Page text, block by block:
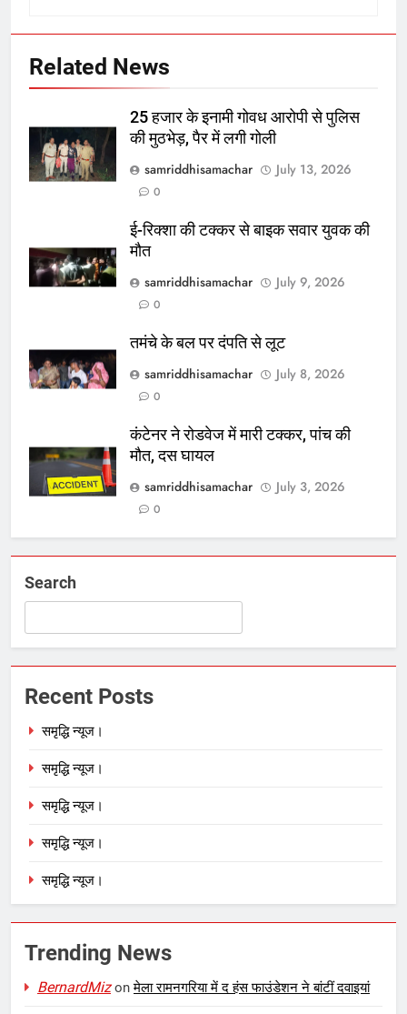
Related News
25 हजार के इनामी गोवध आरोपी से पुलिस
की मुठभेड़, पैर में लगी गोली
samriddhisamachar
July 13, 2026
0
ई-रिक्शा की टक्कर से बाइक सवार युवक की
मौत
samriddhisamachar
July 9, 2026
0
तमंचे के बल पर दंपति से लूट
samriddhisamachar
July 8, 2026
0
कंटेनर ने रोडवेज में मारी टक्कर, पांच की
मौत, दस घायल
samriddhisamachar
July 3, 2026
0
Search
Recent Posts
समृद्धि न्यूज।
समृद्धि न्यूज।
समृद्धि न्यूज।
समृद्धि न्यूज।
समृद्धि न्यूज।
Trending News
BernardMizonमेला रामनगरिया में द हंस फाउंडेशन ने बांटीं दवाइयां